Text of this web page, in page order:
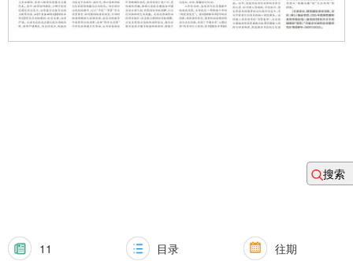
11 目录 往期
搜索